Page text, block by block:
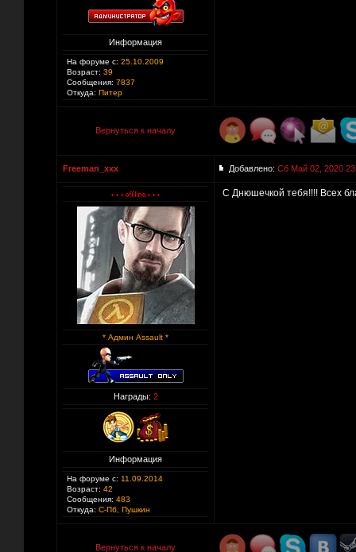
Информация
На форуме с: 25.10.2009
Возраст: 39
Сообщения: 7837
Откуда: Питер
Вернуться к началу
Freeman_xxx Добавлено: Сб Май 02, 2020
* Админ Assault *
Награды: 2
Информация
На форуме с: 11.09.2014
Возраст: 42
Сообщения: 483
Откуда: С-Пб, Пушкин
С Днюшечкой тебя!!!! Всех
Вернуться к началу